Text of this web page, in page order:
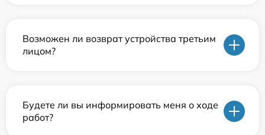
Возможен ли возврат устройства третьим
лицом?
Будете ли вы информировать меня о ходе
работ?